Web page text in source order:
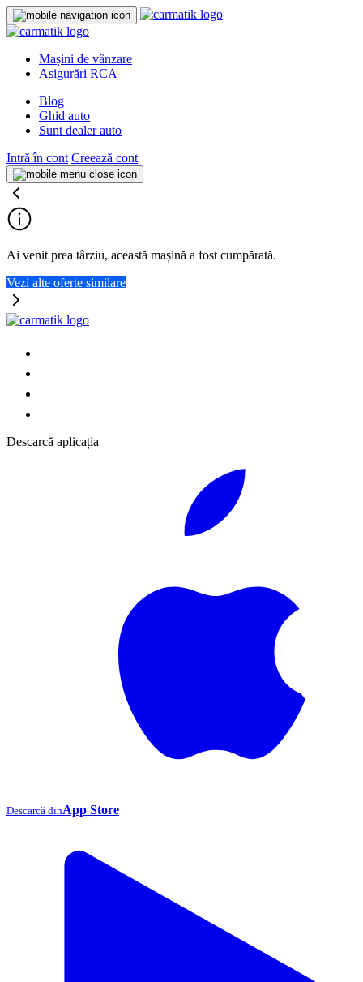
Mașini de vânzare
Asigurări RCA
Blog
Ghid auto
Sunt dealer auto
Intră în cont Creează cont
Ai venit prea târziu, această mașină a fost cumpărată.
Vezi alte oferte similare
Descarcă aplicația
Descarcă dinApp Store